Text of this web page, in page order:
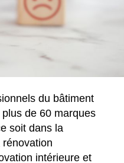
du bâtiment
de 60 marques
soit dans la
intérieure et